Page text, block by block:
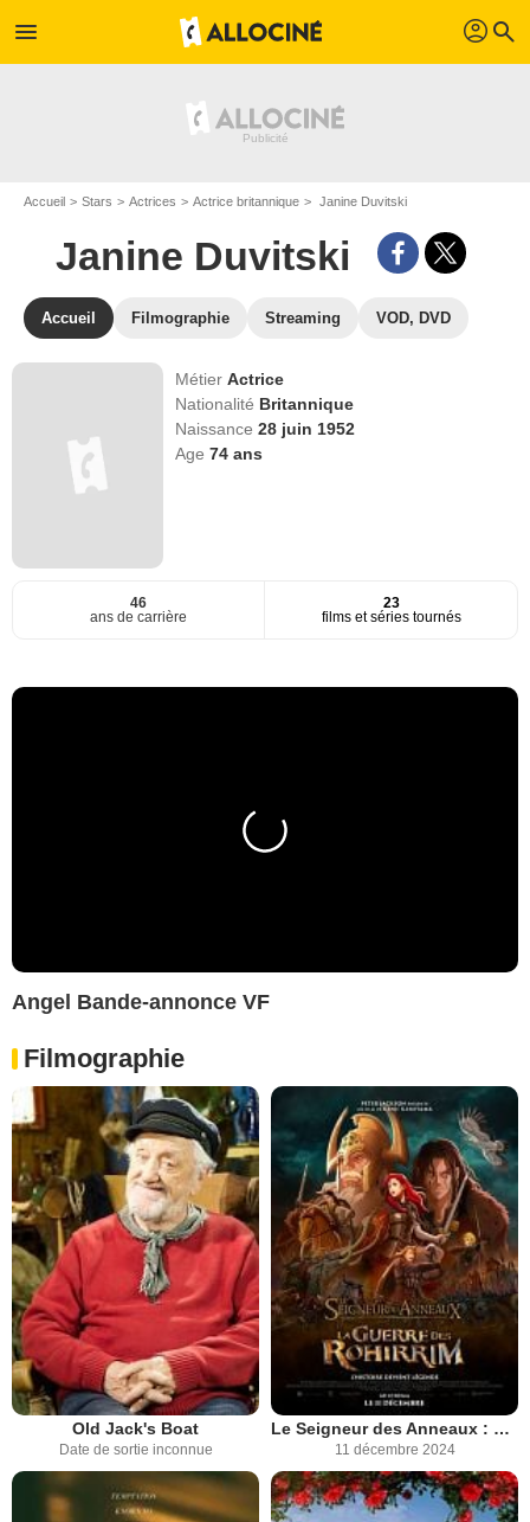
menu profil search
Accueil Stars Actrices Actrice britannique Janine Duvitski
Janine Duvitski
Accueil Filmographie Streaming VOD, DVD
MétierActrice
Nationalité Britannique
Naissance28 juin 1952
Age74 ans
46
ans de carrière
23
films et séries tournés
Angel Bande-annonce VF
Filmographie
Old Jack's Boat
Date de sortie inconnue
Le Seigneur des Anneaux : La Guerre des Rohirrim
11 décembre 2024